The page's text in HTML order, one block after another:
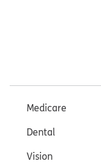
Medicare
Dental
Vision